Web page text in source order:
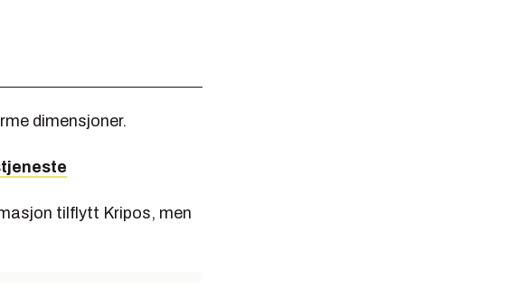
dimensjoner.
tilflytt Kripos, men